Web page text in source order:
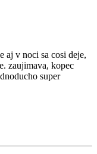
aj v noci sa cosi deje,
zaujimava, kopec
super